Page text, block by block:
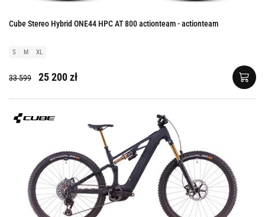
Cube Stereo Hybrid ONE44 HPC AT 800 actionteam - actionteam
S M XL
33 599 25 200 zł